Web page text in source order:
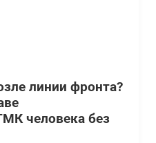
линии фронта?
человека без